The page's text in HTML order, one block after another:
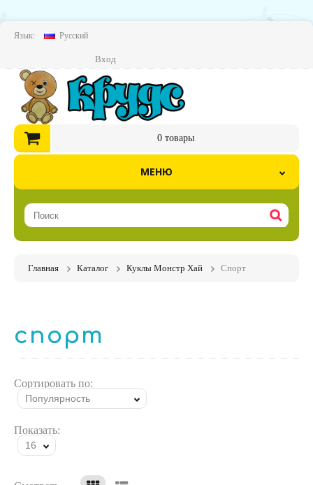
Язык: Русский
Вход
0товары
МЕНЮ
Главная Каталог Куклы Монстр Хай Спорт
спорт
Сортировать по:
Популярность
Показать:
16